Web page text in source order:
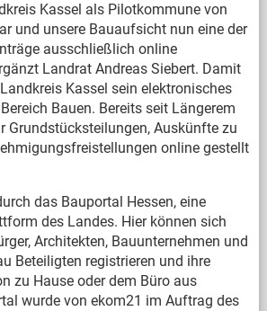
Kassel als Pilotkommune von
und unsere Bauaufsicht nun eine der
ausschließlich online
Landrat Andreas Siebert. Damit
Kassel sein elektronisches
Bauen. Bereits seit Längerem
Grundstücksteilungen, Auskünfte zu
online gestellt
das Bauportal Hessen, eine
des Landes. Hier können sich
Architekten, Bauunternehmen und
Beteiligten registrieren und ihre
zu Hause oder dem Büro aus
wurde von ekom21 im Auftrag des